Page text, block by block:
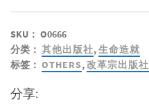
的
福
音
量
SKU： O0666
分类： 其他出版社,生命造就
标签： OTHERS,改革宗出版社
分享: